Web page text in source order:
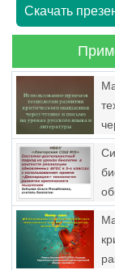
Скачать